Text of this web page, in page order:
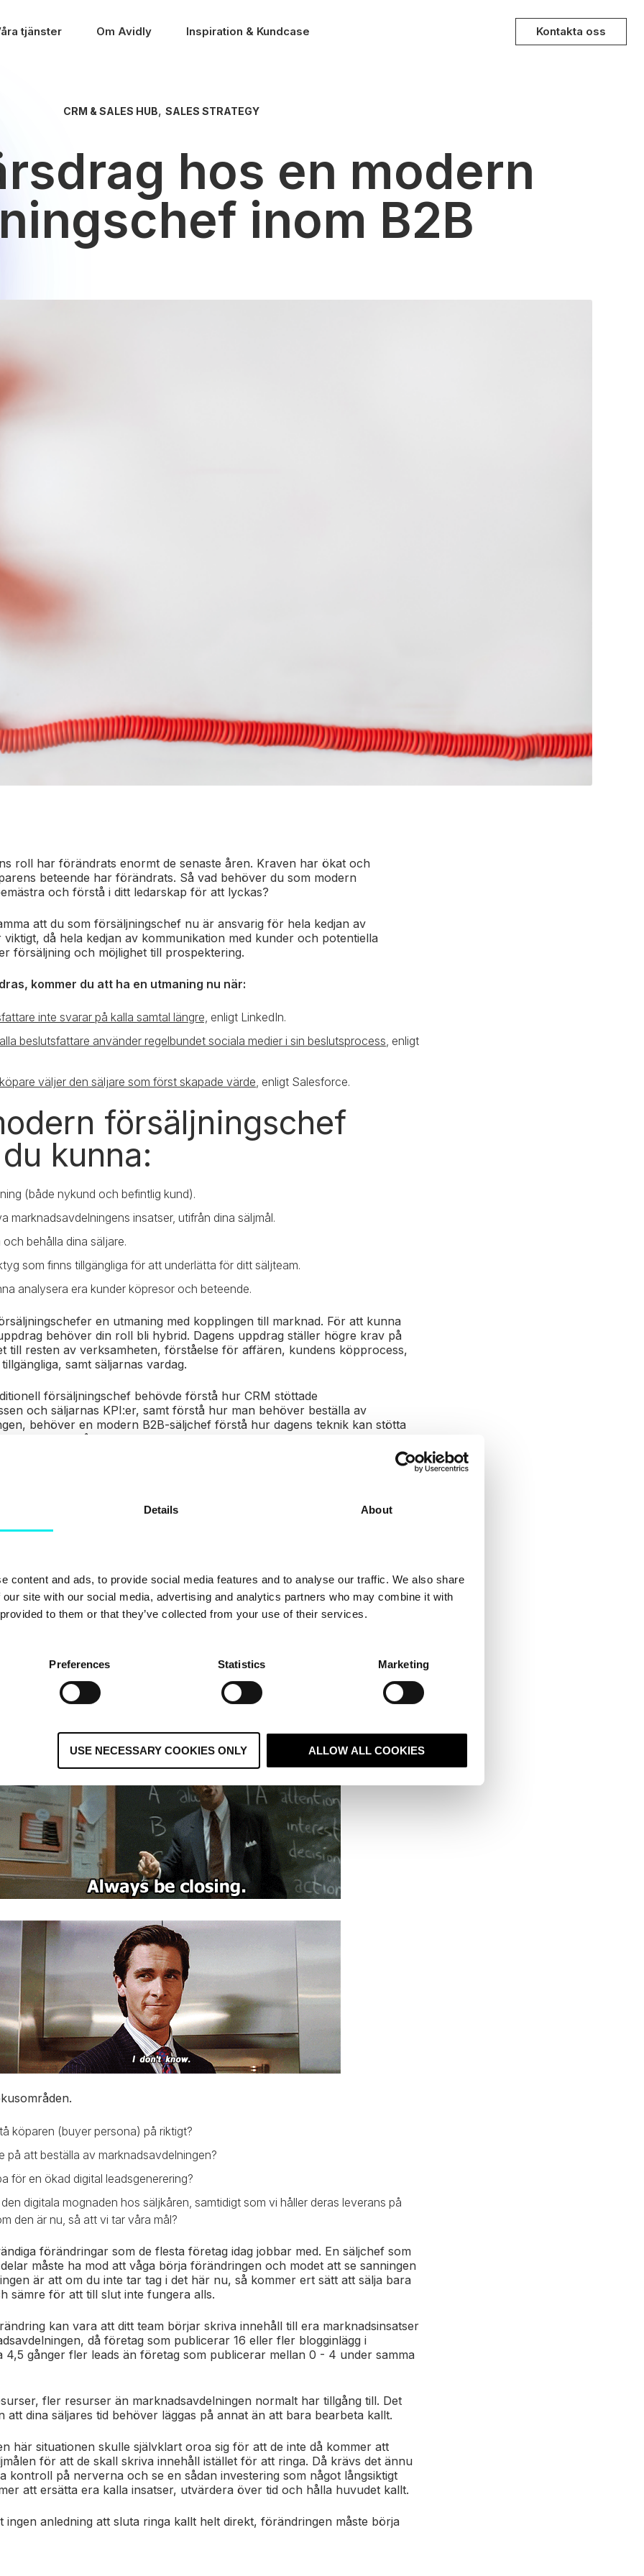
Details About
content and ads, to provide social media features and to analyse our traffic. We also share
site with our social media, advertising and analytics partners who may combine it with
to them or that they’ve collected from your use of their services.
Preferences Statistics Marketing
USE NECESSARY COOKIES ONLY ALLOW ALL COOKIES
tjänster Om Avidly Inspiration & Kundcase Kontakta oss
CRM & SALES HUB, SALES STRATEGY
hos en modern
inom B2B
roll har förändrats enormt de senaste åren. Kraven har ökat och
beteende har förändrats. Så vad behöver du som modern
och förstå i ditt ledarskap för att lyckas?
att du som försäljningschef nu är ansvarig för hela kedjan av
då hela kedjan av kommunikation med kunder och potentiella
försäljning och möjlighet till prospektering.
kommer du att ha en utmaning nu när:
inte svarar på kalla samtal längre, enligt LinkedIn.
beslutsfattare använder regelbundet sociala medier i sin beslutsprocess , enligt
väljer den säljare som först skapade värde , enligt Salesforce.
försäljningschef
kunna:
(både nykund och befintlig kund).
marknadsavdelningens insatser, utifrån dina säljmål.
behålla dina säljare.
som finns tillgängliga för att underlätta för ditt säljteam.
analysera era kunder köpresor och beteende.
en utmaning med kopplingen till marknad. För att kunna
behöver din roll bli hybrid. Dagens uppdrag ställer högre krav på
till resten av verksamheten, förståelse för affären, kundens köpprocess,
samt säljarnas vardag.
försäljningschef behövde förstå hur CRM stöttade
och säljarnas KPI:er, samt förstå hur man behöver beställa av
behöver en modern B2B-säljchef förstå hur dagens teknik kan stötta
samt förstå de digitala kanaler kunderna använder sig av och hur
till sin spets gällande hur marknaden runt omkring oss förändras är
förändra för att säkerställa att de skall fortsätta lyckas med sin
insett att inställningen ABC (Always Be Closing) och kalla samtal helt enkelt
köparen (buyer persona) på riktigt?
på att beställa av marknadsavdelningen?
för en ökad digital leadsgenerering?
digitala mognaden hos säljkåren, samtidigt som vi håller deras leverans på
den är nu, så att vi tar våra mål?
förändringar som de flesta företag idag jobbar med. En säljchef som
måste ha mod att våga börja förändringen och modet att se sanningen
är att om du inte tar tag i det här nu, så kommer ert sätt att sälja bara
sämre för att till slut inte fungera alls.
kan vara att ditt team börjar skriva innehåll till era marknadsinsatser
då företag som publicerar 16 eller fler blogginlägg i
4,5 gånger fler leads än företag som publicerar mellan 0 - 4 under samma
fler resurser än marknadsavdelningen normalt har tillgång till. Det
att dina säljares tid behöver läggas på annat än att bara bearbeta kallt.
här situationen skulle självklart oroa sig för att de inte då kommer att
för att de skall skriva innehåll istället för att ringa. Då krävs det ännu
kontroll på nerverna och se en sådan investering som något långsiktigt
att ersätta era kalla insatser, utvärdera över tid och hålla huvudet kallt.
ingen anledning att sluta ringa kallt helt direkt, förändringen måste börja